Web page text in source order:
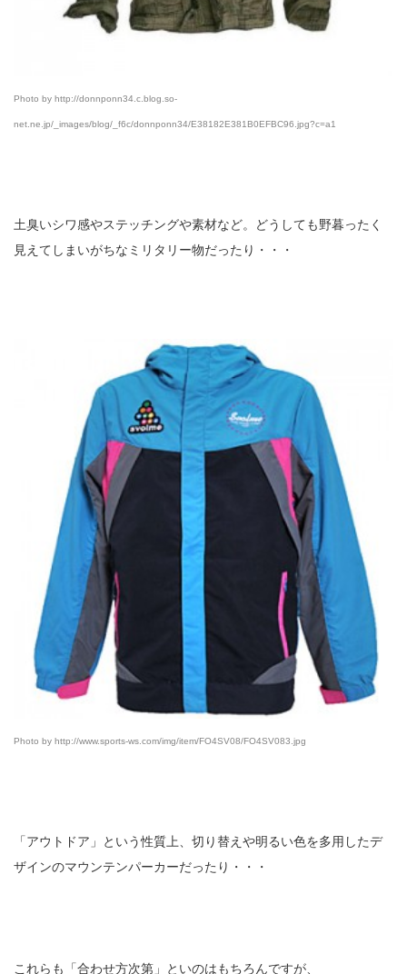
Photo by http://donnponn34.c.blog.so-
net.ne.jp/_images/blog/_f6c/donnponn34/E38182E381B0EFBC96.jpg?c=a1
土臭いシワ感やステッチングや素材など。どうしても野暮ったく
見えてしまいがちなミリタリー物だったり・・・
Photo by http://www.sports-ws.com/img/item/FO4SV08/FO4SV083.jpg
「アウトドア」という性質上、切り替えや明るい色を多用したデ
ザインのマウンテンパーカーだったり・・・
これらも「合わせ方次第」といのはもちろんですが、